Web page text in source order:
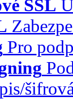
SSL
Pro